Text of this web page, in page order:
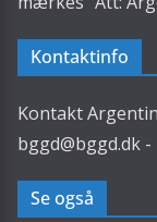
Kontaktinfo
Kontakt
bggd@bggd.dk -
Se også